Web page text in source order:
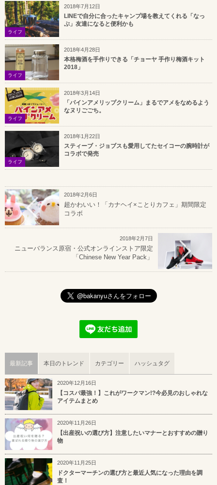
2018年7月12日
ライフ
LINEで自分に合ったキャンプ場を教えてくれる「なっ
ぷ」友達になると便利かも
2018年4月28日
ライフ
本格梅酒を手作りできる「チョーヤ 手作り梅酒キット
2018」
2018年3月14日
ライフ
「パインアメリップクリーム」まるでアメをなめるよう
なヌリごごち。
2018年1月22日
ライフ
スティーブ・ジョブスも愛用してたセイコーの腕時計が
コラボで発売
2018年2月6日
超かわいい！「カナヘイ×ことりカフェ」期間限定
コラボ
2018年2月7日
ニューバランス原宿・公式オンラインストア限定
「Chinese New Year Pack」
最新記事 本日のトレンド カテゴリー ハッシュタグ
2020年12月16日
【コスパ最強！】これがワークマン!?今必見のおしゃれな
アイテムまとめ
2020年11月26日
【出産祝いの選び方】注意したいマナーとおすすめの贈り
物
2020年11月25日
ドクターマーチンの選び方と最近人気になった理由を調
査！